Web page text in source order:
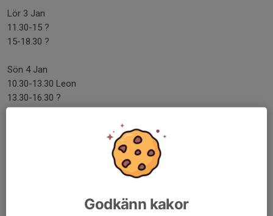
Lör 3 Jan
11.30-15 ?
15-18.30 ?
Sön 4 Jan
10.30-13.30 Leon
13.30-16.30 ?
16.30-19.30 ?
Passen till helgen är dom osäkra baserat på lottningen för u18
och u20. Får återkomma med dessa.
I vanlig ordning en lista för dom som vill förkovra sig.
https://docs.google.com/spreadsheets/d/1YZUo8d9OlyzK2ecrq
1BVI6OB5GPFWYoOQRN4n1lKl9s/edit?
Godkänn kakor